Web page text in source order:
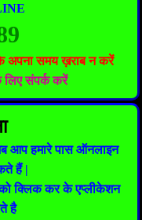
अपना समय ख़राब न करें
लिए संपर्क करें
आप हमारे पास ऑनलाइन
हैं |
क्लिक कर के एप्लीकेशन
है